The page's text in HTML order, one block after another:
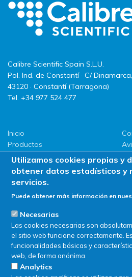
Calibre Scientific Spain S.L.U.
Pol. Ind. de Constantí · C/
43120 · Constantí (Tarragona)
Tel. +34 977 524 477
Inicio
Productos
LLG
Promociones
ServiSAT
Utilizamos cookies propias y
obtener datos estadísticos y
servicios.
Puede obtener más información en
Necesarias
Las cookies necesarias son
el sitio web funcione correctamente.
funcionalidades básicas y
web, de forma anónima.
Analytics